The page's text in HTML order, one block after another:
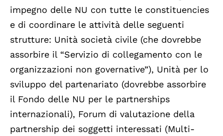
impegno delle NU con tutte le constituencies
e di coordinare le attività delle seguenti
strutture: Unità società civile (che dovrebbe
assorbire il “Servizio di collegamento con le
organizzazioni non governative”), Unità per lo
sviluppo del partenariato (dovrebbe assorbire
il Fondo delle NU per le partnerships
internazionali), Forum di valutazione della
partnership dei soggetti interessati (Multi-